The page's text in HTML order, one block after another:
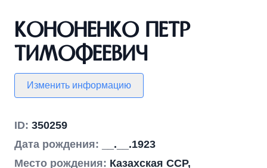
Кононенко Петр
Тимофеевич
Изменить информацию
ID: 350259
Дата рождения:
__.__.1923
Место рождения: Казахская ССР,